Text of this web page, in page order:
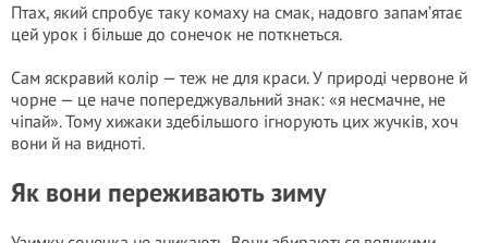
Птах, який спробує таку комаху на смак, надовго запам’ятає
цей урок і більше до сонечок не поткнеться.
Сам яскравий колір — теж не для краси. У природі червоне й
чорне — це наче попереджувальний знак: «я несмачне, не
чіпай». Тому хижаки здебільшого ігнорують цих жучків, хоч
вони й на видноті.
Як вони переживають зиму